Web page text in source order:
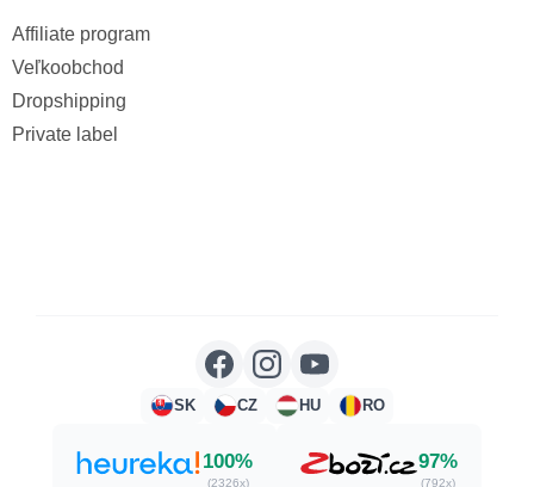
Affiliate program
Veľkoobchod
Dropshipping
Private label
SK CZ HU RO
100%
(2326x)
97%
(792x)